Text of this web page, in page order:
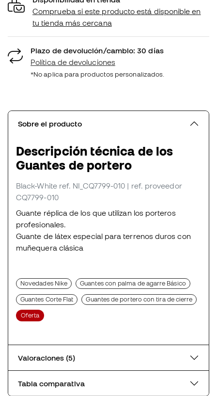
Comprueba si este producto está disponible en
tu tienda más cercana
Plazo de devolución/cambio: 30 días
Política de devoluciones
*No aplica para productos personalizados.
Sobre el producto
Descripción técnica de los
Guantes de portero
Black-White ref. NI_CQ7799-010 | ref. proveedor
CQ7799-010
Guante réplica de los que utilizan los porteros
profesionales.
Guante de látex especial para terrenos duros con
muñequera clásica
Novedades Nike Guantes con palma de agarre Básico
Guantes Corte Flat Guantes de portero con tira de cierre
Oferta
Valoraciones (5)
Tabla comparativa